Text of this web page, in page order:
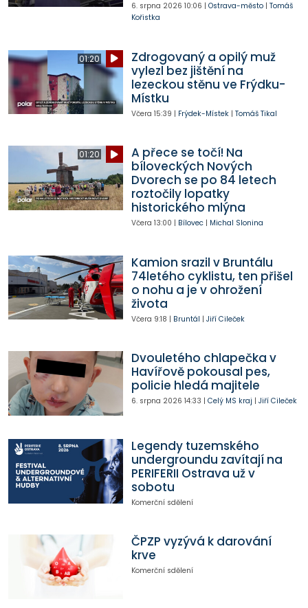
6. srpna 2026 10:06 | Ostrava-město| Tomáš
Kořistka
01:20
Zdrogovaný a opilý muž
vylezl bez jištění na
lezeckou stěnu ve Frýdku-
Místku
Včera 15:39 | Frýdek-Místek| Tomáš Tikal
01:20
A přece se točí! Na
bíloveckých Nových
Dvorech se po 84 letech
roztočily lopatky
historického mlýna
Včera 13:00 | Bílovec| Michal Slonina
Kamion srazil v Bruntálu
74letého cyklistu, ten přišel
o nohu a je v ohrožení
života
Včera 9:18 | Bruntál | Jiří Cileček
Dvouletého chlapečka v
Havířově pokousal pes,
policie hledá majitele
6. srpna 2026 14:33 | Celý MS kraj | Jiří Cileček
Legendy tuzemského
undergroundu zavítají na
PERIFERII Ostrava už v
sobotu
Komerční sdělení
ČPZP vyzývá k darování
krve
Komerční sdělení